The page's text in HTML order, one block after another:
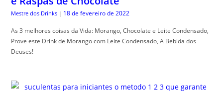
Mestre dos Drinks | 18 de fevereiro de 2022
As 3 melhores coisas da Vida: Morango, Chocolate e Leite Condensado,
Prove este Drink de Morango com Leite Condensado, A Bebida dos
Deuses!